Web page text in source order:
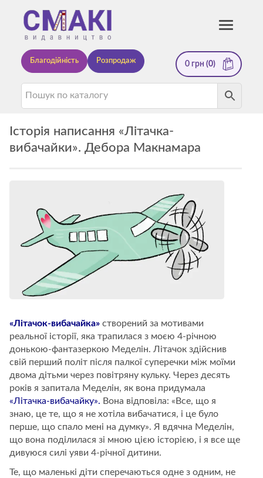
—
видавництво
Toggle
Благодійність Розпродаж 0 грн (0)
Історія написання «Літачка-
вибачайки». Дебора Макнамара
«Літачок-вибачайка» створений за мотивами
реальної історії, яка трапилася з моєю 4-річною
донькою-фантазеркою Меделін. Літачок здійснив
свій перший політ після палкої суперечки між моїми
двома дітьми через повітряну кульку. Через десять
років я запитала Меделін, як вона придумала
«Літачка-вибачайку». Вона відповіла: «Все, що я
знаю, це те, що я не хотіла вибачатися, і це було
перше, що спало мені на думку». Я вдячна Меделін,
що вона поділилася зі мною цією історією, і я все ще
дивуюся силі уяви 4-річної дитини.
Те, що маленькі діти сперечаються одне з одним, не